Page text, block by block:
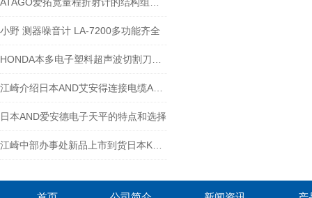
小野 测器噪音计 LA-7200多功能齐全
日本AND爱安德电子天平的特点和选择